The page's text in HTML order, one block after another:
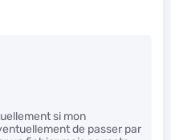
si mon
de passer par